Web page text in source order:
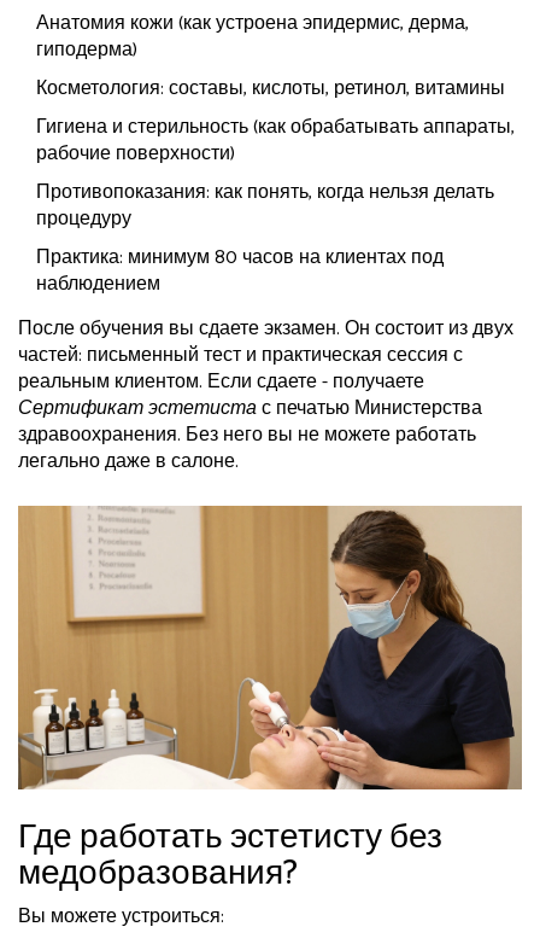
Анатомия кожи (как устроена эпидермис, дерма,
гиподерма)
Косметология: составы, кислоты, ретинол, витамины
Гигиена и стерильность (как обрабатывать аппараты,
рабочие поверхности)
Противопоказания: как понять, когда нельзя делать
процедуру
Практика: минимум 80 часов на клиентах под
наблюдением
После обучения вы сдаете экзамен. Он состоит из двух
частей: письменный тест и практическая сессия с
реальным клиентом. Если сдаете - получаете
Сертификат эстетистас печатью Министерства
здравоохранения. Без него вы не можете работать
легально даже в салоне.
Где работать эстетисту без
медобразования?
Вы можете устроиться: